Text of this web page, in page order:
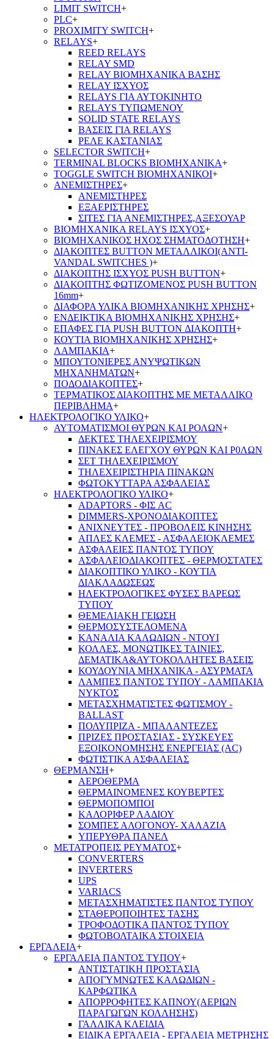
LIMIT SWITCH+
PLC+
PROXIMITY SWITCH+
RELAYS+
REED RELAYS
RELAY SMD
RELAY ΒΙΟΜΗΧΑΝΙΚΑ ΒΑΣΗΣ
RELAY ΙΣΧΥΟΣ
RELAYS ΓΙΑ ΑΥΤΟΚΙΝΗΤΟ
RELAYS ΤΥΠΩΜΕΝΟΥ
SOLID STATE RELAYS
ΒΑΣΕΙΣ ΓΙΑ RELAYS
ΡΕΛΕ ΚΑΣΤΑΝΙΑΣ
SELECTOR SWITCH+
TERMINAL BLOCKS ΒΙΟΜΗΧΑΝΙΚΑ+
TOGGLE SWITCH ΒΙΟΜΗΧΑΝΙΚΟΙ+
ΑΝΕΜΙΣΤΗΡΕΣ+
ΑΝΕΜΙΣΤΗΡΕΣ
ΕΞΑΕΡΙΣΤΗΡΕΣ
ΣΙΤΕΣ ΓΙΑ ΑΝΕΜΙΣΤΗΡΕΣ,ΑΞΕΣΟΥΑΡ
ΒΙΟΜΗΧΑΝΙΚΑ RELAYS ΙΣΧΥΟΣ+
ΒΙΟΜΗΧΑΝΙΚΟΣ ΗΧΟΣ ΣΗΜΑΤΟΔΟΤΗΣΗ+
ΔΙΑΚΟΠΤΕΣ BUTTON ΜΕΤΑΛΛΙΚΟΙ(ANTI-
VANDAL SWITCHES )+
ΔΙΑΚΟΠΤΗΣ ΙΣΧΥΟΣ PUSH BUTTON+
ΔΙΑΚΟΠΤΗΣ ΦΩΤΙΖΟΜΕΝΟΣ PUSH BUTTON
16mm+
ΔΙΑΦΟΡΑ ΥΛΙΚΑ ΒΙΟΜΗΧΑΝΙΚΗΣ ΧΡΗΣΗΣ+
ΕΝΔΕΙΚΤΙΚΑ ΒΙΟΜΗΧΑΝΙΚΗΣ ΧΡΗΣΗΣ+
ΕΠΑΦΕΣ ΓΙΑ PUSH BUTTON ΔΙΑΚΟΠΤΗ+
ΚΟΥΤΙΑ ΒΙΟΜΗΧΑΝΙΚΗΣ ΧΡΗΣΗΣ+
ΛΑΜΠΑΚΙΑ+
ΜΠΟΥΤΟΝΙΕΡΕΣ ΑΝΥΨΩΤΙΚΩΝ
ΜΗΧΑΝΗΜΑΤΩΝ+
ΠΟΔΟΔΙΑΚΟΠΤΕΣ+
ΤΕΡΜΑΤΙΚΟΣ ΔΙΑΚΟΠΤΗΣ ΜΕ ΜΕΤΑΛΛΙΚΟ
ΠΕΡΙΒΛΗΜΑ+
ΗΛΕΚΤΡΟΛΟΓΙΚΟ ΥΛΙΚΟ+
ΑΥΤΟΜΑΤΙΣΜΟΙ ΘΥΡΩΝ ΚΑΙ ΡΟΛΩΝ+
ΔΕΚΤΕΣ ΤΗΛΕΧΕΙΡΙΣΜΟΥ
ΠΙΝΑΚΕΣ ΕΛΕΓΧΟΥ ΘΥΡΩΝ ΚΑΙ Ρ0ΛΩΝ
ΣΕΤ ΤΗΛΕΧΕΙΡΙΣΜΟΥ
ΤΗΛΕΧΕΙΡΙΣΤΗΡΙΑ ΠΙΝΑΚΩΝ
ΦΩΤΟΚΥΤΤΑΡΑ ΑΣΦΑΛΕΙΑΣ
ΗΛΕΚΤΡΟΛΟΓΙΚΟ ΥΛΙΚΟ+
ADAPTORS - ΦΙΣ AC
DIMMERS-ΧΡΟΝΟΔΙΑΚΟΠΤΕΣ
ΑΝΙΧΝΕΥΤΕΣ - ΠΡΟΒΟΛΕΙΣ ΚΙΝΗΣΗΣ
ΑΠΛΕΣ ΚΛΕΜΕΣ - ΑΣΦΑΛΕΙΟΚΛΕΜΕΣ
ΑΣΦΑΛΕΙΕΣ ΠΑΝΤΟΣ ΤΥΠΟΥ
ΑΣΦΑΛΕΙΟΔΙΑΚΟΠΤΕΣ - ΘΕΡΜΟΣΤΑΤΕΣ
ΔΙΑΚΟΠΤΙΚΟ ΥΛΙΚΟ - ΚΟΥΤΙΑ
ΔΙΑΚΛΑΔΩΣΕΩΣ
ΗΛΕΚΤΡΟΛΟΓΙΚΕΣ ΦΥΣΕΣ ΒΑΡΕΩΣ
ΤΥΠΟΥ
ΘΕΜΕΛΙΑΚΗ ΓΕΙΩΣΗ
ΘΕΡΜΟΣΥΣΤΕΛΟΜΕΝΑ
ΚΑΝΑΛΙΑ ΚΑΛΩΔΙΩΝ - ΝΤΟΥΙ
ΚΟΛΛΕΣ, ΜΟΝΩΤΙΚΕΣ ΤΑΙΝΙΕΣ,
ΔΕΜΑΤΙΚΑ&ΑΥΤΟΚΟΛΛΗΤΕΣ ΒΑΣΕΙΣ
ΚΟΥΔΟΥΝΙΑ ΜΗΧΑΝΙΚΑ - ΑΣΥΡΜΑΤΑ
ΛΑΜΠΕΣ ΠΑΝΤΟΣ ΤΥΠΟΥ - ΛΑΜΠΑΚΙΑ
ΝΥΚΤΟΣ
ΜΕΤΑΣΧΗΜΑΤΙΣΤΕΣ ΦΩΤΙΣΜΟΥ -
BALLAST
ΠΟΛΥΠΡΙΖΑ - ΜΠΑΛΑΝΤΕΖΕΣ
ΠΡΙΖΕΣ ΠΡΟΣΤΑΣΙΑΣ - ΣΥΣΚΕΥΕΣ
ΕΞΟΙΚΟΝΟΜΗΣΗΣ ΕΝΕΡΓΕΙΑΣ (AC)
ΦΩΤΙΣΤΙΚΑ ΑΣΦΑΛΕΙΑΣ
ΘΕΡΜΑΝΣΗ+
ΑΕΡΟΘΕΡΜΑ
ΘΕΡΜΑΙΝΟΜΕΝΕΣ ΚΟΥΒΕΡΤΕΣ
ΘΕΡΜΟΠΟΜΠΟΙ
ΚΑΛΟΡΙΦΕΡ ΛΑΔΙΟΥ
ΣΟΜΠΕΣ ΑΛΟΓΟΝΟΥ- ΧΑΛΑΖΙΑ
ΥΠΕΡΥΘΡΑ ΠΑΝΕΛ
ΜΕΤΑΤΡΟΠΕΙΣ ΡΕΥΜΑΤΟΣ+
CONVERTERS
INVERTERS
UPS
VARIACS
ΜΕΤΑΣΧΗΜΑΤΙΣΤΕΣ ΠΑΝΤΟΣ ΤΥΠΟΥ
ΣΤΑΘΕΡΟΠΟΙΗΤΕΣ ΤΑΣΗΣ
ΤΡΟΦΟΔΟΤΙΚΑ ΠΑΝΤΟΣ ΤΥΠΟΥ
ΦΩΤΟΒΟΛΤΑΙΚΑ ΣΤΟΙΧΕΙΑ
ΕΡΓΑΛΕΙΑ+
ΕΡΓΑΛΕΙΑ ΠΑΝΤΟΣ ΤΥΠΟΥ+
ΑΝΤΙΣΤΑΤΙΚΗ ΠΡΟΣΤΑΣΙΑ
ΑΠΟΓΥΜΝΩΤΕΣ ΚΑΛΩΔΙΩΝ -
ΚΑΡΦΩΤΙΚΑ
ΑΠΟΡΡΟΦΗΤΕΣ ΚΑΠΝΟΥ(ΑΕΡΙΩΝ
ΠΑΡΑΓΩΓΩΝ ΚΟΛΛΗΣΗΣ)
ΓΑΛΛΙΚΑ ΚΛΕΙΔΙΑ
ΕΙΔΙΚΑ ΕΡΓΑΛΕΙΑ - ΕΡΓΑΛΕΙΑ ΜΕΤΡΗΣΗΣ